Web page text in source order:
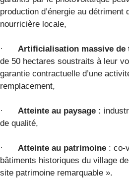
production d’énergie au détriment
nourricière locale,
· Artificialisation massive de
de 50 hectares soustraits à leur
garantie contractuelle d’une
remplacement,
· Atteinte au paysage :
de qualité,
· Atteinte au patrimoine : co-
bâtiments historiques du village
site patrimoine remarquable ».